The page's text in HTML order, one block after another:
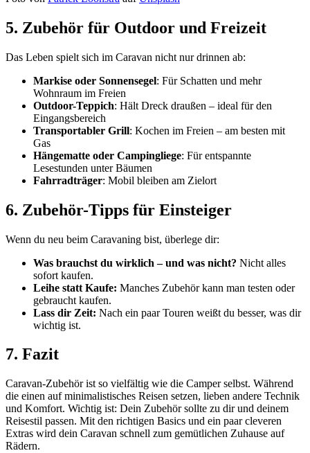
5. Zubehör für Outdoor und Freizeit
Das Leben spielt sich im Caravan nicht nur drinnen ab:
Markise oder Sonnensegel: Für Schatten und mehr
Wohnraum im Freien
Outdoor-Teppich: Hält Dreck draußen – ideal für den
Eingangsbereich
Transportabler Grill: Kochen im Freien – am besten mit
Gas
Hängematte oder Campingliege: Für entspannte
Lesestunden unter Bäumen
Fahrradträger: Mobil bleiben am Zielort
6. Zubehör-Tipps für Einsteiger
Wenn du neu beim Caravaning bist, überlege dir:
Was brauchst du wirklich – und was nicht? Nicht alles
sofort kaufen.
Leihe statt Kaufe: Manches Zubehör kann man testen oder
gebraucht kaufen.
Lass dir Zeit: Nach ein paar Touren weißt du besser, was dir
wichtig ist.
7. Fazit
Caravan-Zubehör ist so vielfältig wie die Camper selbst. Während
die einen auf minimalistisches Reisen setzen, lieben andere Technik
und Komfort. Wichtig ist: Dein Zubehör sollte zu dir und deinem
Reisestil passen. Mit den richtigen Basics und ein paar cleveren
Extras wird dein Caravan schnell zum gemütlichen Zuhause auf
Rädern.